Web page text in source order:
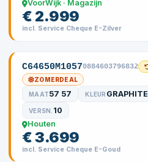
VoorWijk · Magazijn
€ 2.999
incl. Service Cheque E-Zilver
C64650M10570884603796832
ZOMERDEAL
MAAT57 57 KLEUR GRAPHITE
VERSN. 10
Houten
€ 3.699
incl. Service Cheque E-Goud